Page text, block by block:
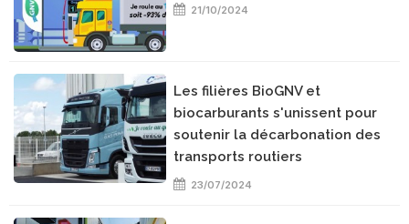
21/10/2024
Les filières BioGNV et
biocarburants s'unissent pour
soutenir la décarbonation des
transports routiers
23/07/2024